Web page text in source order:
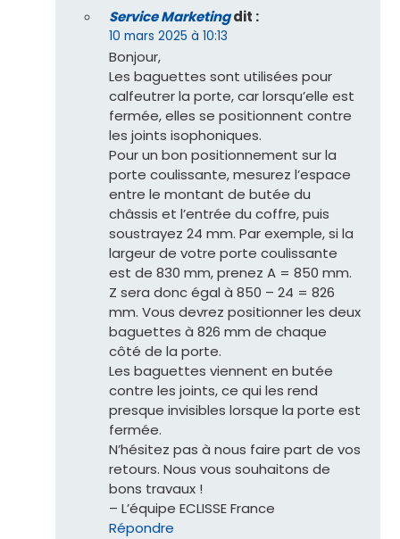
Service Marketingdit :
10 mars 2025 à 10:13
Bonjour,
Les baguettes sont utilisées pour
calfeutrer la porte, car lorsqu’elle est
fermée, elles se positionnent contre
les joints isophoniques.
Pour un bon positionnement sur la
porte coulissante, mesurez l’espace
entre le montant de butée du
châssis et l’entrée du coffre, puis
soustrayez 24 mm. Par exemple, si la
largeur de votre porte coulissante
est de 830 mm, prenez A = 850 mm.
Z sera donc égal à 850 – 24 = 826
mm. Vous devrez positionner les deux
baguettes à 826 mm de chaque
côté de la porte.
Les baguettes viennent en butée
contre les joints, ce qui les rend
presque invisibles lorsque la porte est
fermée.
N’hésitez pas à nous faire part de vos
retours. Nous vous souhaitons de
bons travaux !
– L’équipe ECLISSE France
Répondre